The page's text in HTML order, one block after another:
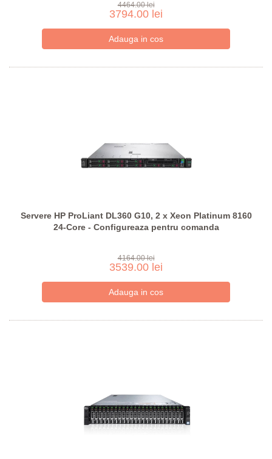
4464.00 lei
3794.00 lei
Servere HP ProLiant DL360 G10, 2 x Xeon Platinum 8160
24-Core - Configureaza pentru comanda
4164.00 lei
3539.00 lei